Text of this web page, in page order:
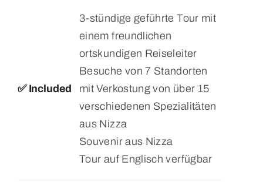
✅ Included
3-stündige geführte Tour mit
einem freundlichen
ortskundigen Reiseleiter
Besuche von 7 Standorten
mit Verkostung von über 15
verschiedenen Spezialitäten
aus Nizza
Souvenir aus Nizza
Tour auf Englisch verfügbar